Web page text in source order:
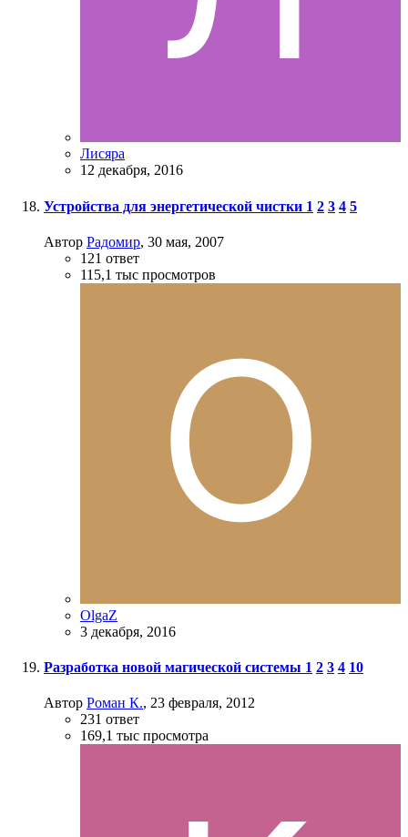
Лисяра
12 декабря, 2016
Устройства для энергетической чистки 1 2 3 4 5
Автор Радомир, 30 мая, 2007
121 ответ
115,1 тыс просмотров
OlgaZ
3 декабря, 2016
Разработка новой магической системы 1 2 3 4 10
Автор Роман К., 23 февраля, 2012
231 ответ
169,1 тыс просмотра